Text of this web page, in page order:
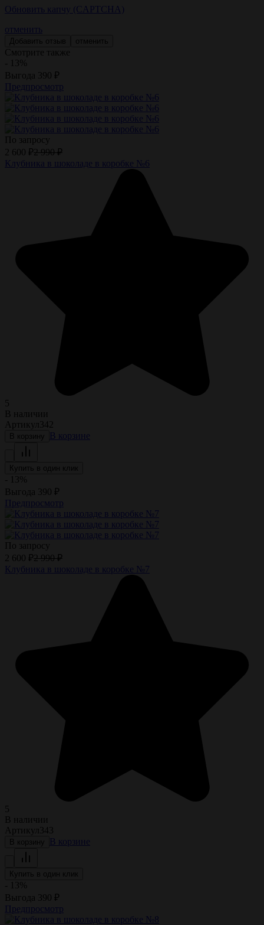
Обновить капчу (CAPTCHA)
отменить
отменить
Смотрите также
- 13%
Выгода 390 ₽
Предпросмотр
По запросу
2 600 ₽2 990 ₽
Клубника в шоколаде в коробке №6
5
В наличии
Артикул
342
В корзину В корзине
Купить в один клик
- 13%
Выгода 390 ₽
Предпросмотр
По запросу
2 600 ₽2 990 ₽
Клубника в шоколаде в коробке №7
5
В наличии
Артикул
343
В корзину В корзине
Купить в один клик
- 13%
Выгода 390 ₽
Предпросмотр